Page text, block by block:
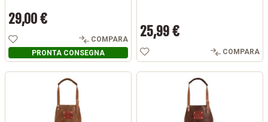
Prezzo
29,00 €
COMPARA
PRONTA CONSEGNA
Prezzo
25,99 €
COMPARA